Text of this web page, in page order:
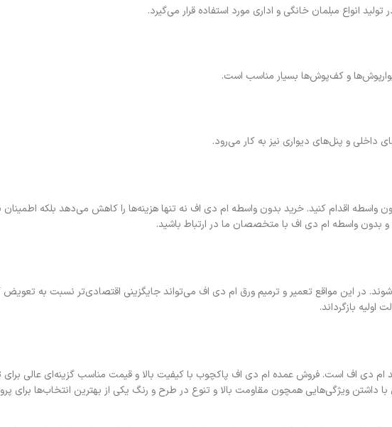
انواع مبلمان خانگی و اداری مورد استفاده قرار می‌گیرد.
و کف‌پوش‌ها بسیار مناسب است.
داخلی و پنل‌های دیواری نیز به کار می‌رود.
واسطه اقدام کنید. خرید بدون واسطه ام دی اف نه تنها هزینه‌ها را کاهش می‌دهد بلکه اطمینان
و بدون واسطه ام دی اف با متخصصان ما در ارتباط باشید.
در این مواقع تعمیر و ترمیم ورق ام دی اف می‌تواند جایگزینی اقتصادی‌تر نسبت به تعویض
بازگرداند.
ام دی اف است. فروش عمده ام دی اف پاکچوب با کیفیت بالا و قیمت مناسب گزینه‌ای عالی برای
ویژگی‌هایی همچون مقاومت بالا و تنوع در طرح و رنگ یکی از بهترین انتخاب‌ها برای